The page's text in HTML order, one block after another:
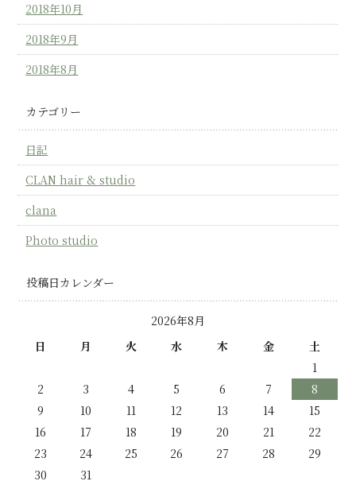
2018年10月
2018年9月
2018年8月
カテゴリー
日記
CLAN hair & studio
clana
Photo studio
投稿日カレンダー
2026年8月
日
月 火 水 木 金
土
1
2
3 4 5 6 7
8
9
10 11 12 13 14
15
16
17 18 19 20 21
22
23
24 25 26 27 28
29
30
31